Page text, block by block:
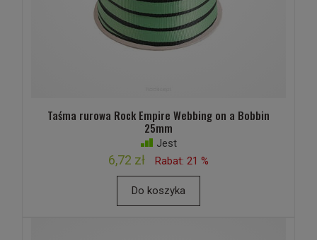
Taśma rurowa Rock Empire Webbing on a Bobbin
25mm
Jest
6,72 zł Rabat: 21 %
Do koszyka